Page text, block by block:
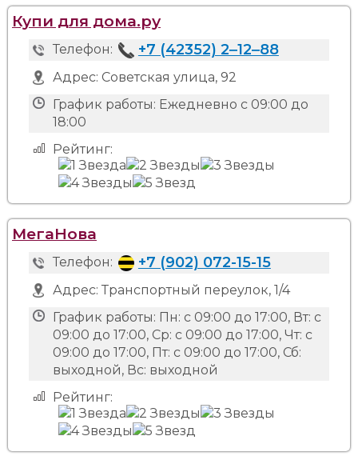
Купи для дома.ру
Телефон: +7 (42352) 2‒12‒88
Адрес: Советская улица, 92
График работы: Ежедневно с 09:00 до
18:00
Рейтинг:
МегаНова
Телефон: +7 (902) 072-15-15
Адрес: Транспортный переулок, 1/4
График работы: Пн: с 09:00 до 17:00, Вт: с
09:00 до 17:00, Ср: с 09:00 до 17:00, Чт: с
09:00 до 17:00, Пт: с 09:00 до 17:00, Сб:
выходной, Вс: выходной
Рейтинг: